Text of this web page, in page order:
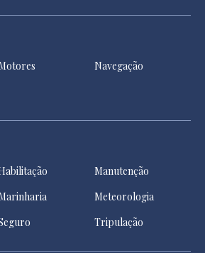
Navegação
Manutenção
Meteorologia
Tripulação